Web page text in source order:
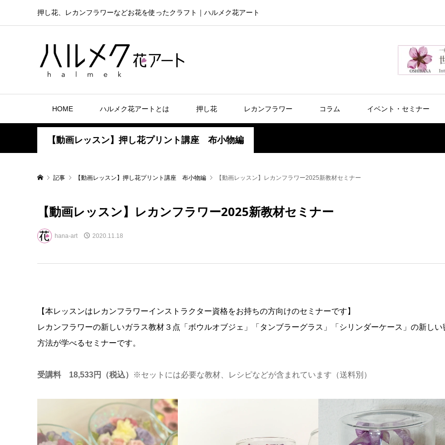
押し花、レカンフラワーなどお花を使ったクラフト｜ハルメク花アート
HOME ハルメク花アートとは 押し花 レカンフラワー コラム イベント・セミナー
【動画レッスン】押し花プリント講座 布小物編
記事 【動画レッスン】押し花プリント講座 布小物編 【動画レッスン】レカンフラワー2025新教材セミナー
【動画レッスン】レカンフラワー2025新教材セミナー
hana-art 2020.11.18
【本レッスンはレカンフラワーインストラクター資格をお持ちの方向けのセミナーです】
レカンフラワーの新しいガラス教材３点「ボウルオブジェ」「タンブラーグラス」「シリンダーケース」の新しい
方法が学べるセミナーです。
受講料 18,533円（税込） ※セットには必要な教材、レシピなどが含まれています（送料別）